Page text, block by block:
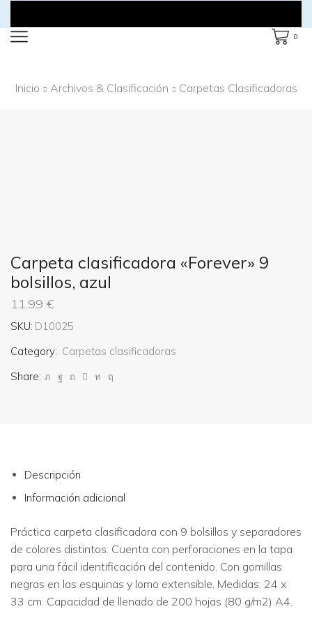
0
Inicio Archivos & Clasificación Carpetas Clasificadoras
Carpeta clasificadora «Forever» 9
bolsillos, azul
11,99 €
SKU: D10025
Category: Carpetas clasificadoras
Share:
Descripción
Información adicional
Práctica carpeta clasificadora con 9 bolsillos y separadores
de colores distintos. Cuenta con perforaciones en la tapa
para una fácil identificación del contenido. Con gomillas
negras en las esquinas y lomo extensible. Medidas: 24 x
33 cm. Capacidad de llenado de 200 hojas (80 g/m2) A4.